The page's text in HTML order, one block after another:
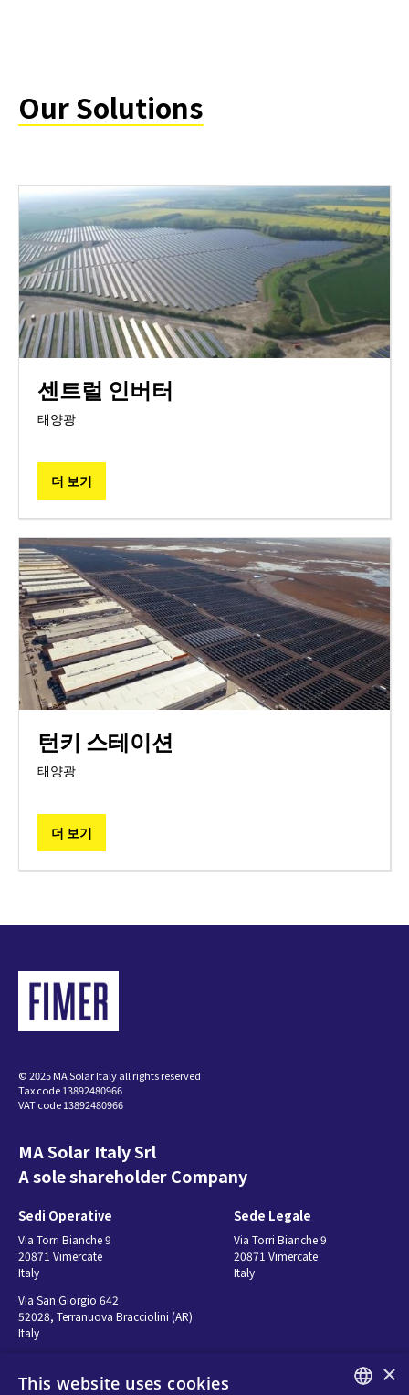
Our Solutions
센트럴 인버터
태양광
더 보기
턴키 스테이션
태양광
더 보기
© 2025 MA Solar Italy all rights reserved
Tax code 13892480966
VAT code 13892480966
MA Solar Italy Srl
A sole shareholder Company
Sedi Operative
Via Torri Bianche 9
20871 Vimercate
Italy
Via San Giorgio 642
52028, Terranuova Bracciolini (AR)
Italy
Sede Legale
Via Torri Bianche 9
20871 Vimercate
Italy
×
This website uses cookies